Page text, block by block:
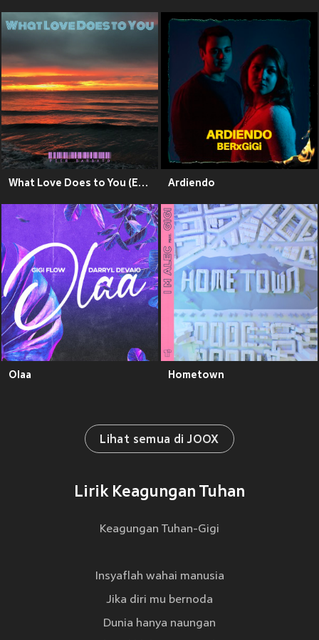
What Love Does to You (Explicit) Ardiendo
Olaa Hometown
Lihat semua di JOOX
Lirik Keagungan Tuhan
Keagungan Tuhan-Gigi
Insyaflah wahai manusia
Jika diri mu bernoda
Dunia hanya naungan